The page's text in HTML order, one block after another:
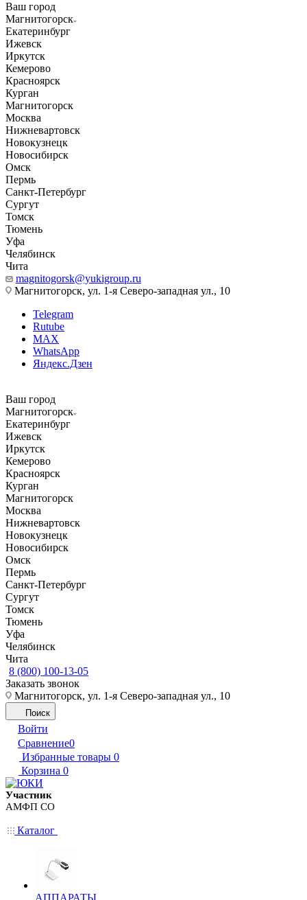
Ваш город
Магнитогорск
Екатеринбург
Ижевск
Иркутск
Кемерово
Красноярск
Курган
Магнитогорск
Москва
Нижневартовск
Новокузнецк
Новосибирск
Омск
Пермь
Санкт-Петербург
Сургут
Томск
Тюмень
Уфа
Челябинск
Чита
magnitogorsk@yukigroup.ru
Магнитогорск, ул. 1-я Северо-западная ул., 10
Telegram
Rutube
MAX
WhatsApp
Яндекс.Дзен
Ваш город
Магнитогорск
Екатеринбург
Ижевск
Иркутск
Кемерово
Красноярск
Курган
Магнитогорск
Москва
Нижневартовск
Новокузнецк
Новосибирск
Омск
Пермь
Санкт-Петербург
Сургут
Томск
Тюмень
Уфа
Челябинск
Чита
8 (800) 100-13-05
Заказать звонок
Магнитогорск, ул. 1-я Северо-западная ул., 10
Поиск
Войти
Сравнение0
Избранные товары 0
Корзина 0
Участник
АМФП СО
Каталог
АППАРАТЫ